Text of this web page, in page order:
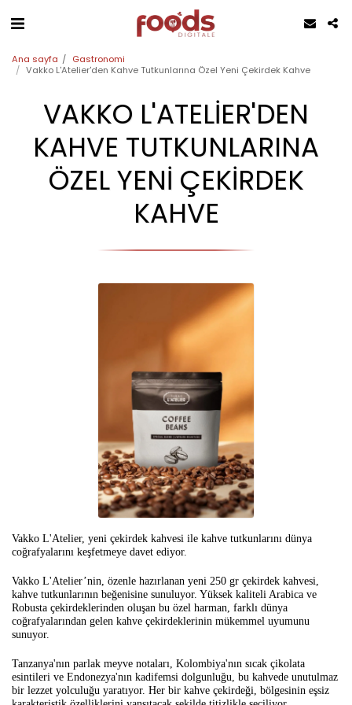
Ana sayfa
Gastronomi
Vakko L'Atelier'den Kahve Tutkunlarına Özel Yeni Çekirdek Kahve
VAKKO L'ATELIER'DEN
KAHVE TUTKUNLARINA
ÖZEL YENI ÇEKIRDEK
KAHVE
Vakko L'Atelier, yeni çekirdek kahvesi ile kahve tutkunlarını dünya
coğrafyalarını keşfetmeye davet ediyor.
Vakko L'Atelier’nin, özenle hazırlanan yeni 250 gr çekirdek kahvesi,
kahve tutkunlarının beğenisine sunuluyor. Yüksek kaliteli Arabica ve
Robusta çekirdeklerinden oluşan bu özel harman, farklı dünya
coğrafyalarından gelen kahve çekirdeklerinin mükemmel uyumunu
sunuyor.
Tanzanya'nın parlak meyve notaları, Kolombiya'nın sıcak çikolata
esintileri ve Endonezya'nın kadifemsi dolgunluğu, bu kahvede unutulmaz
bir lezzet yolculuğu yaratıyor. Her bir kahve çekirdeği, bölgesinin eşsiz